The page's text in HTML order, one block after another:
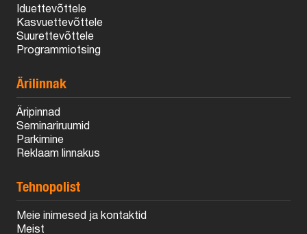
Iduettevõttele
Kasvuettevõttele
Suurettevõttele
Programmiotsing
Ärilinnak
Äripinnad
Seminariruumid
Parkimine
Reklaam linnakus
Tehnopolist
Meie inimesed ja kontaktid
Meist